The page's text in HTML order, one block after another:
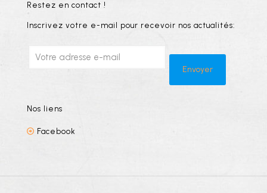
Restez en contact !
Inscrivez votre e-mail pour recevoir nos actualités:
Nos liens
Facebook